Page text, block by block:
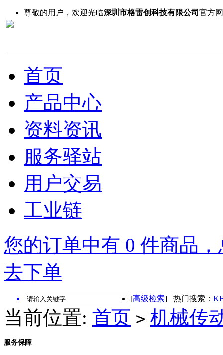
尊敬的用户，欢迎光临深圳市格雷创科技有限公司 官方
首页
产品中心
资料资讯
服务驿站
用户交易
工业链
您的订单中有 0 件商品
去下单
[高级检索] 热门搜索：
当前位置: 首页 > 机械传
服务保障